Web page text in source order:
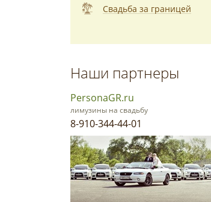
Свадьба за границей
Наши партнеры
PersonaGR.ru
лимузины на свадьбу
8-910-344-44-01